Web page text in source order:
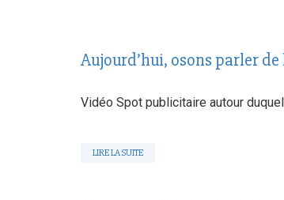
Aujourd’hui, osons parler de
Vidéo Spot publicitaire autour
LIRE LA SUITE